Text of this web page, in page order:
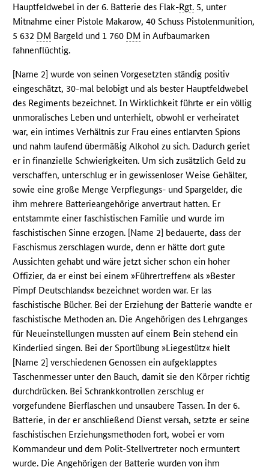
Hauptfeldwebel in der 6. Batterie des Flak-Rgt. 5, unter
Mitnahme einer Pistole Makarow, 40 Schuss Pistolenmunition,
5 632 DM Bargeld und 1 760 DM in Aufbaumarken
fahnenflüchtig.
[Name 2] wurde von seinen Vorgesetzten ständig positiv
eingeschätzt, 30-mal belobigt und als bester Hauptfeldwebel
des Regiments bezeichnet. In Wirklichkeit führte er ein völlig
unmoralisches Leben und unterhielt, obwohl er verheiratet
war, ein intimes Verhältnis zur Frau eines entlarvten Spions
und nahm laufend übermäßig Alkohol zu sich. Dadurch geriet
er in finanzielle Schwierigkeiten. Um sich zusätzlich Geld zu
verschaffen, unterschlug er in gewissenloser Weise Gehälter,
sowie eine große Menge Verpflegungs- und Spargelder, die
ihm mehrere Batterieangehörige anvertraut hatten. Er
entstammte einer faschistischen Familie und wurde im
faschistischen Sinne erzogen. [Name 2] bedauerte, dass der
Faschismus zerschlagen wurde, denn er hätte dort gute
Aussichten gehabt und wäre jetzt sicher schon ein hoher
Offizier, da er einst bei einem »Führertreffen« als »Bester
Pimpf Deutschlands« bezeichnet worden war. Er las
faschistische Bücher. Bei der Erziehung der Batterie wandte er
faschistische Methoden an. Die Angehörigen des Lehrganges
für Neueinstellungen mussten auf einem Bein stehend ein
Kinderlied singen. Bei der Sportübung »Liegestütz« hielt
[Name 2] verschiedenen Genossen ein aufgeklapptes
Taschenmesser unter den Bauch, damit sie den Körper richtig
durchdrücken. Bei Schrankkontrollen zerschlug er
vorgefundene Bierflaschen und unsaubere Tassen. In der 6.
Batterie, in der er anschließend Dienst versah, setzte er seine
faschistischen Erziehungsmethoden fort, wobei er vom
Kommandeur und dem Polit-Stellvertreter noch ermuntert
wurde. Die Angehörigen der Batterie wurden von ihm